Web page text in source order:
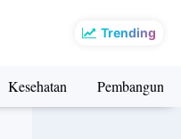
Trending
Kesehatan Pembangunan